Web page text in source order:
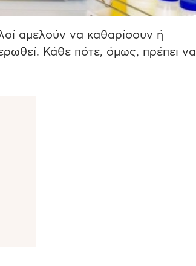
αμελούν να καθαρίσουν ή
Κάθε πότε, όμως, πρέπει να